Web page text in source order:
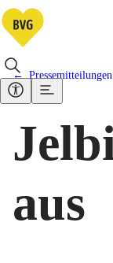
Pressemitteilungen
aus